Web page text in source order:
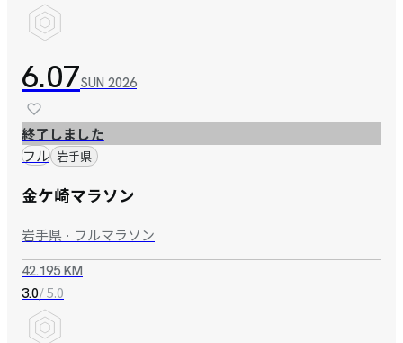
6.07SUN 2026
終了しました
フル 岩手県
金ケ崎マラソン
岩手県 · フルマラソン
42.195 KM
3.0/ 5.0